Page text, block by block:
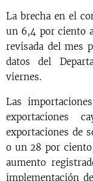
La brecha en el
un 6,4 por ciento
revisada del mes
datos del
viernes.
Las
exportaciones
exportaciones de
o un 28 por
aumento
implementación